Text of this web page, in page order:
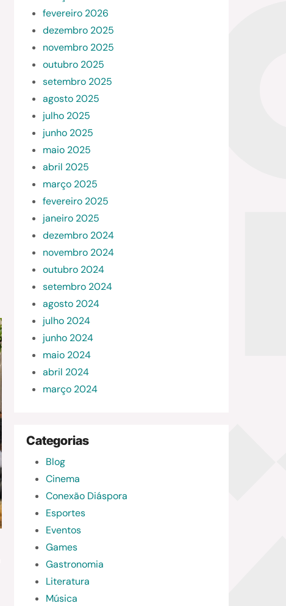
fevereiro 2026
dezembro 2025
novembro 2025
outubro 2025
setembro 2025
agosto 2025
julho 2025
junho 2025
maio 2025
abril 2025
março 2025
fevereiro 2025
janeiro 2025
dezembro 2024
novembro 2024
outubro 2024
setembro 2024
agosto 2024
julho 2024
junho 2024
maio 2024
abril 2024
março 2024
Categorias
Blog
Cinema
Conexão Diáspora
Esportes
Eventos
Games
Gastronomia
Literatura
Música